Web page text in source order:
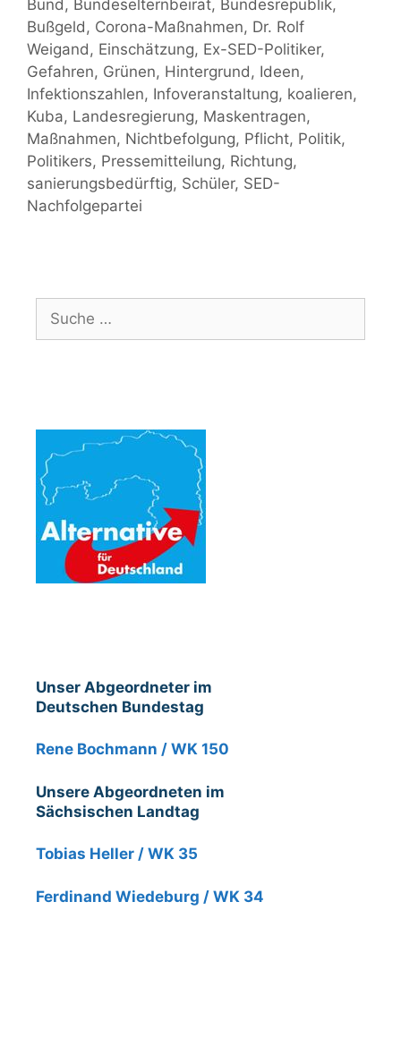
Bund , Bundeselternbeirat, Bundesrepublik,
Bußgeld , Corona-Maßnahmen, Dr. Rolf
Weigand , Einschätzung, Ex-SED-Politiker,
Gefahren, Grünen, Hintergrund , Ideen,
Infektionszahlen, Infoveranstaltung, koalieren,
Kuba, Landesregierung, Maskentragen,
Maßnahmen, Nichtbefolgung, Pflicht, Politik,
Politikers, Pressemitteilung, Richtung,
sanierungsbedürftig, Schüler, SED-
Nachfolgepartei
nach:
Unser Abgeordneter im
Deutschen Bundestag
Rene Bochmann / WK 150
Unsere Abgeordneten im
Sächsischen Landtag
Tobias Heller / WK 35
Ferdinand Wiedeburg / WK 34